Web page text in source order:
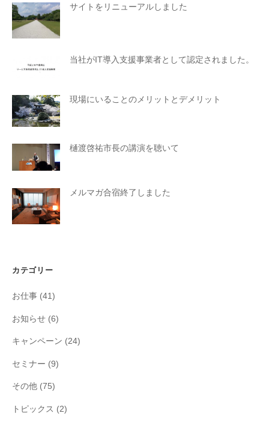
サイトをリニューアルしました
当社がIT導入支援事業者として認定されました。
現場にいることのメリットとデメリット
樋渡啓祐市長の講演を聴いて
メルマガ合宿終了しました
カテゴリー
お仕事 (41)
お知らせ (6)
キャンペーン (24)
セミナー (9)
その他 (75)
トピックス (2)